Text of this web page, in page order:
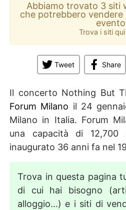
Abbiamo trovato 3 siti
che potrebbero
Trova i siti
Tweet Share
Il concerto Nothing But
Forum Milano il 24
Milano in Italia. Forum
una capacità di
inaugurato 36 anni fa nel
Trova in questa pagina
di cui hai bisogno
alloggio...) e i siti di